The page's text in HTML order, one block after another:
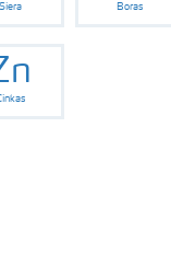
Siera Boras